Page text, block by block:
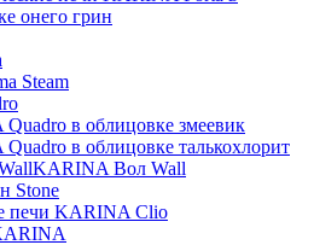
онего грин
Steam
в облицовке змеевик
в облицовке талькохлорит
Вол Wall
Stone
печи KARINA Clio